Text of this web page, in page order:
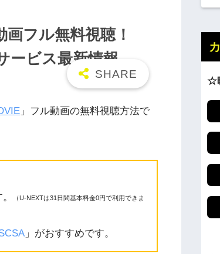
フル無料視聴！
ービス最新情報
」フル動画の無料視聴方法で
（U-NEXTは31日間基本料金0円で利用できま
」がおすすめです。
☆